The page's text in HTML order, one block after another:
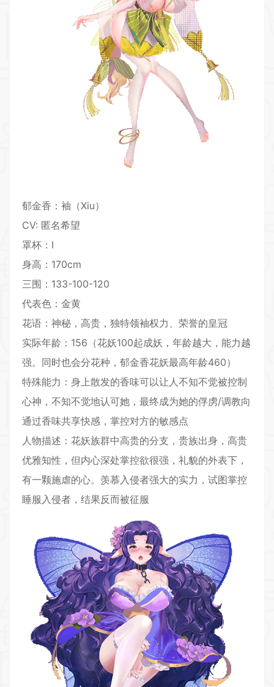
郁金香：袖（Xiu）
CV: 匿名希望
罩杯：I
身高：170cm
三围：133-100-120
代表色：金黄
花语：神秘，高贵，独特领袖权力、荣誉的皇冠
实际年龄：156（花妖100起成妖，年龄越大，能力越
强。同时也会分花种，郁金香花妖最高年龄460）
特殊能力：身上散发的香味可以让人不知不觉被控制
心神，不知不觉地认可她，最终成为她的俘虏/调教向
通过香味共享快感，掌控对方的敏感点
人物描述：花妖族群中高贵的分支，贵族出身，高贵
优雅知性，但内心深处掌控欲很强，礼貌的外表下，
有一颗施虐的心。羡慕入侵者强大的实力，试图掌控
睡服入侵者，结果反而被征服